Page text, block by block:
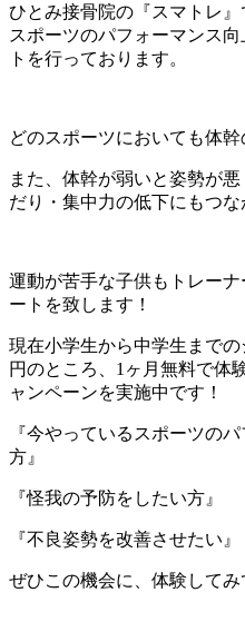
ひとみ接骨院の『スマトレ
スポーツのパフォーマンス
トを行っております。
どのスポーツにおいても体幹
また、体幹が弱いと姿勢が
だり・集中力の低下にもつな
運動が苦手な子供もトレー
ートを致します！
現在小学生から中学生まで
円のところ、1ヶ月無料で体
ャンペーンを実施中です！
『今やっているスポーツの
方』
『怪我の予防をしたい方』
『不良姿勢を改善させたい』
ぜひこの機会に、体験して